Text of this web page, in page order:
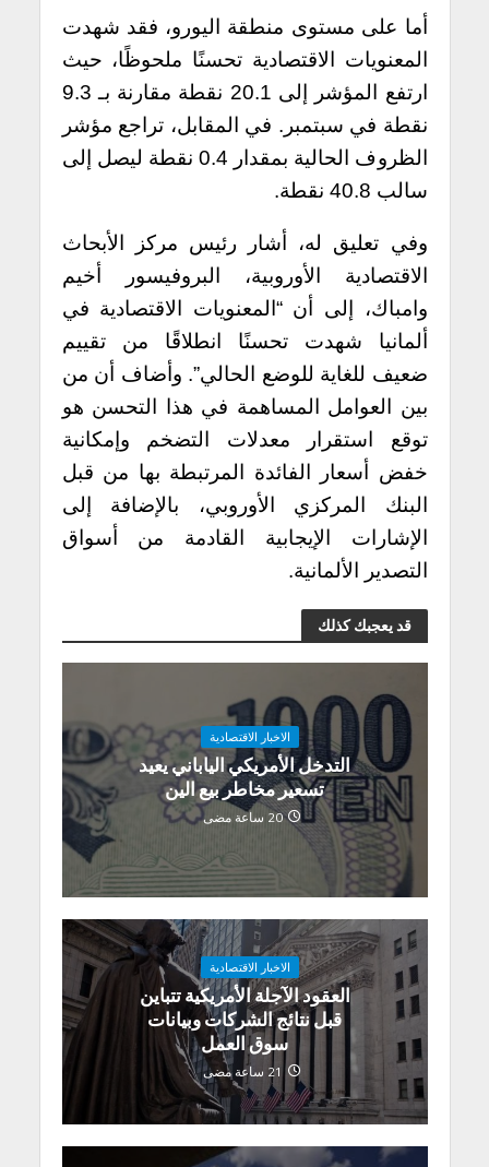
أما على مستوى منطقة اليورو، فقد شهدت
المعنويات الاقتصادية تحسنًا ملحوظًا، حيث
ارتفع المؤشر إلى 20.1 نقطة مقارنة بـ 9.3
نقطة في سبتمبر. في المقابل، تراجع مؤشر
الظروف الحالية بمقدار 0.4 نقطة ليصل إلى
سالب 40.8 نقطة.
وفي تعليق له، أشار رئيس مركز الأبحاث
الاقتصادية الأوروبية، البروفيسور أخيم
وامباك، إلى أن “المعنويات الاقتصادية في
ألمانيا شهدت تحسنًا انطلاقًا من تقييم
ضعيف للغاية للوضع الحالي”. وأضاف أن من
بين العوامل المساهمة في هذا التحسن هو
توقع استقرار معدلات التضخم وإمكانية
خفض أسعار الفائدة المرتبطة بها من قبل
البنك المركزي الأوروبي، بالإضافة إلى
الإشارات الإيجابية القادمة من أسواق
التصدير الألمانية.
قد يعجبك كذلك
الاخبار الاقتصادية
التدخل الأمريكي الياباني يعيد
تسعير مخاطر بيع الين
20 ساعة مضى
الاخبار الاقتصادية
العقود الآجلة الأمريكية تتباين
قبل نتائج الشركات وبيانات
سوق العمل
21 ساعة مضى